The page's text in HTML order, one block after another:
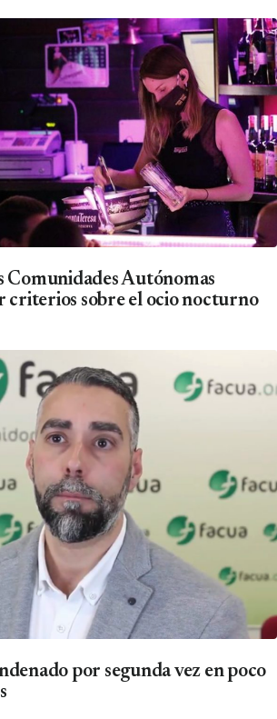
Comunidades Autónomas
sobre el ocio nocturno
por segunda vez en poco